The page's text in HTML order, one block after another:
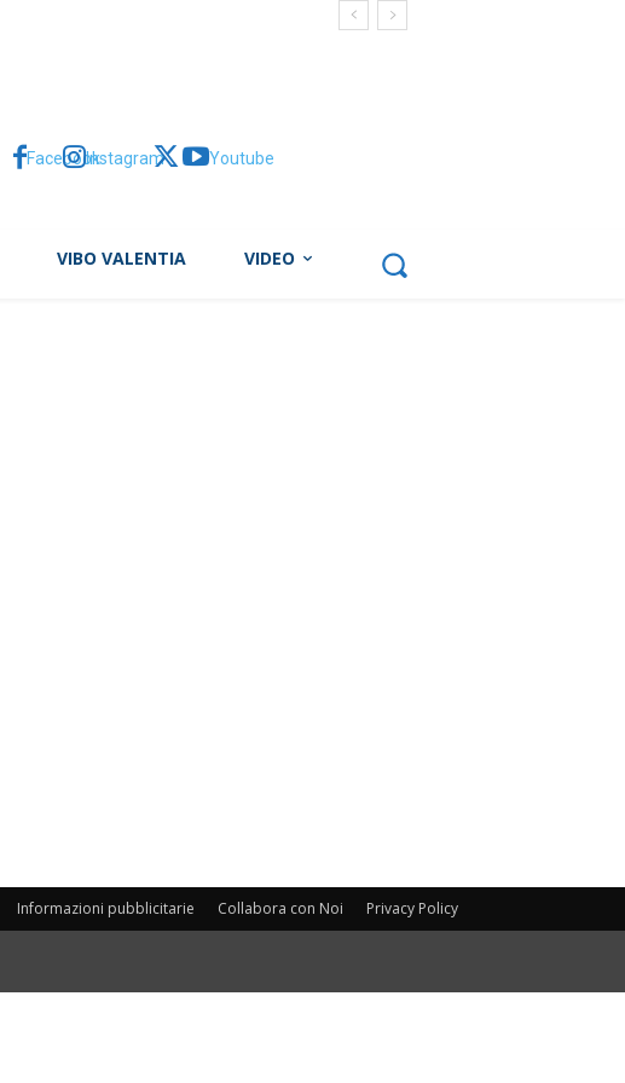
FacebookInstagram X Youtube
VIBO VALENTIA VIDEO
Informazioni pubblicitarie Collabora con Noi Privacy Policy